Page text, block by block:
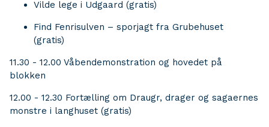
Vilde lege i Udgaard (gratis)
Find Fenrisulven – sporjagt fra Grubehuset
(gratis)
11.30 - 12.00 Våbendemonstration og hovedet på
blokken
12.00 - 12.30 Fortælling om Draugr, drager og sagaernes
monstre i langhuset (gratis)